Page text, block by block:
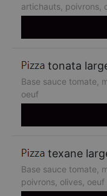
artichauts, poivrons,
tonata
Base sauce tomate,
oeuf
texane
Base sauce tomate,
poivrons, olives, oeuf